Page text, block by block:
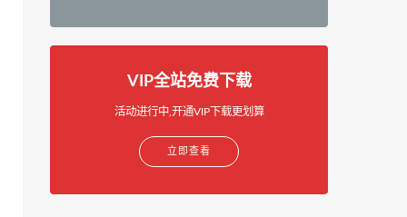
VIP全站免费下载
活动进行中,开通VIP下载更划算
立即查看